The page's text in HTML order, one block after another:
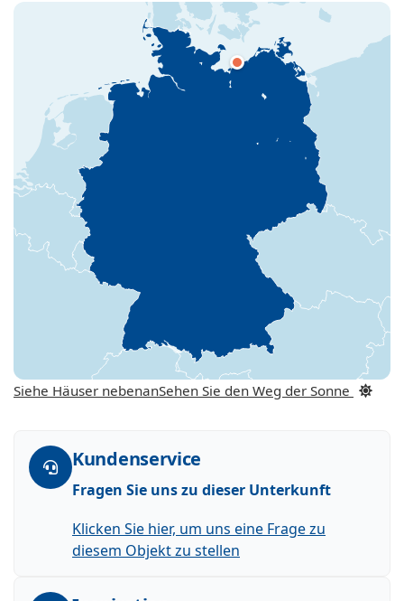
Siehe Häuser nebenanSehen Sie den Weg der Sonne
Kundenservice
Fragen Sie uns zu dieser Unterkunft
Klicken Sie hier, um uns eine Frage zu
diesem Objekt zu stellen